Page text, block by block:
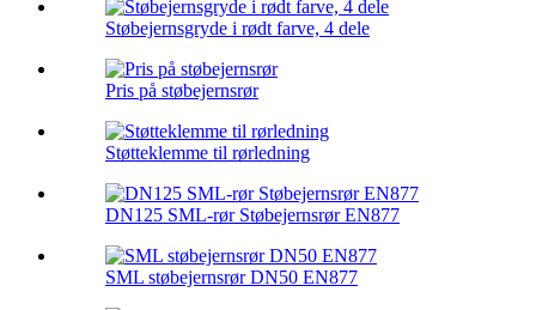
Støbejernsgryde i rødt farve, 4 dele
Pris på støbejernsrør
Støtteklemme til rørledning
DN125 SML-rør Støbejernsrør EN877
SML støbejernsrør DN50 EN877